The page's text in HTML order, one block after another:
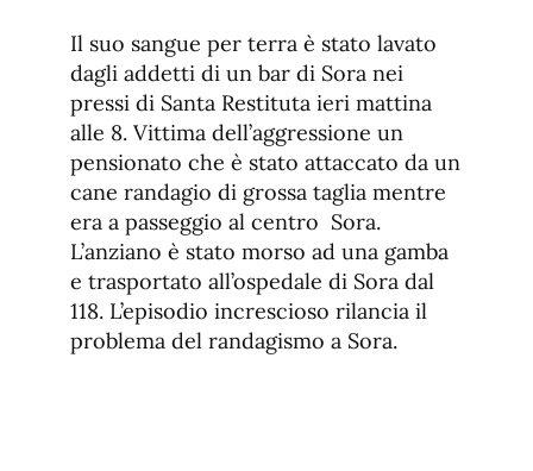
fuente
de
fuente.
Il suo sangue per terra è stato lavato
dagli addetti di un bar di Sora nei
pressi di Santa Restituta ieri mattina
alle 8. Vittima dell’aggressione un
pensionato che è stato attaccato da un
cane randagio di grossa taglia mentre
era a passeggio al centro Sora.
L’anziano è stato morso ad una gamba
e trasportato all’ospedale di Sora dal
118. L’episodio increscioso rilancia il
problema del randagismo a Sora.